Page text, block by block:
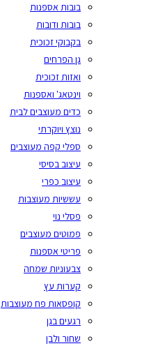
בובות אספנות
בובות ודובות
בקבוקי זכוכית
גן הפרחים
ואזות זכוכית
וינטאג' ואספנות
כדים מעוצבים לבית
נוצץ ויוקרתי
ספלי קפה מעוצבים
עיצוב בסיסי
עיצוב כפרי
עששיות מעוצבות
פסלי נוי
פמוטים מעוצבים
פריטי אספנות
צבעוניות שמחה
קערות עץ
קופסאות פח מעוצבות
רגעים בגן
שחור ולבן